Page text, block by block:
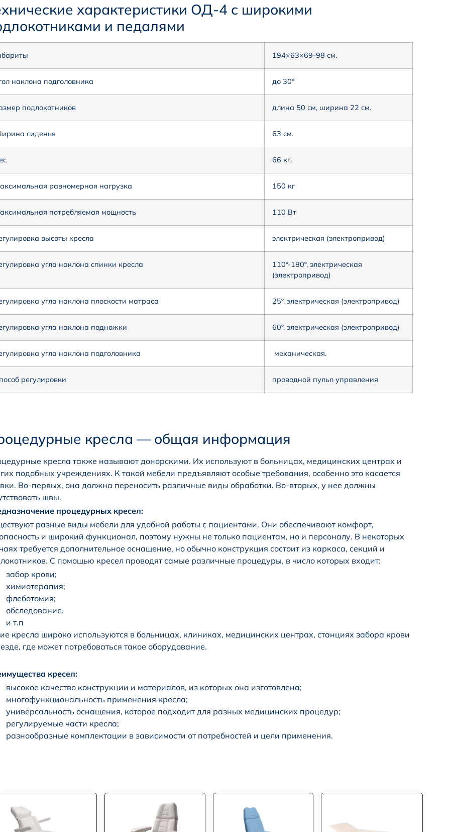
характеристики ОД-4 с широкими
и педалями
194×63×69-98 см.
наклона подголовника до 30°
подлокотников длина 50 см, ширина 22 см.
сиденья 63 см.
66 кг.
равномерная нагрузка 150 кг
потребляемая мощность 110 Вт
высоты кресла электрическая (электропривод)
угла наклона спинки кресла
110º-180º, электрическая
(электропривод)
угла наклона плоскости матраса 25º, электрическая (электропривод)
угла наклона подножки 60º, электрическая (электропривод)
угла наклона подголовника механическая.
регулировки проводной пульn управления
кресла — общая информация
кресла также называют донорскими. Их используют в больницах, медицинских центрах и
подобных учреждениях. К такой мебели предъявляют особые требования, особенно это касается
Во-первых, она должна переносить различные виды обработки. Во-вторых, у нее должны
швы.
процедурных кресел:
разные виды мебели для удобной работы с пациентами. Они обеспечивают комфорт,
и широкий функционал, поэтому нужны не только пациентам, но и персоналу. В некоторых
требуется дополнительное оснащение, но обычно конструкция состоит из каркаса, секций и
С помощью кресел проводят самые различные процедуры, в число которых входит:
забор крови;
химиотерапия;
флеботомия;
обследование.
и т.п
кресла широко используются в больницах, клиниках, медицинских центрах, станциях забора крови
где может потребоваться такое оборудование.
кресел:
высокое качество конструкции и материалов, из которых она изготовлена;
многофункциональность применения кресла;
универсальность оснащения, которое подходит для разных медицинских процедур;
регулируемые части кресла;
разнообразные комплектации в зависимости от потребностей и цели применения.